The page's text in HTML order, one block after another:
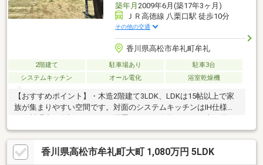
築年月 2009年6月(築17年3ヶ月)
ＪＲ高徳線 八栗口駅 徒歩10分
その他の交通
香川県高松市牟礼町牟礼
2階建て 駐車場あり
駐車3台
システムキッチン
オール電化 浴室乾燥機
【おすすめポイント】・木造2階建て3LDK、LDKは15帖以上で家
族が集まりやすい空間です。対面のシステムキッチンはIH仕様
で、料理中も会話がしやすい配置です。・吹抜けがあり上下階に
つながりを感じられ、屋内でも開放感を意識した暮らしができま
す。・全居室フローリングで掃除がしやすく、各部屋に収納があ
り日用品を整理しながら使えます。屋根裏収納もあり、季節用品
の保管にも対応できます。・お庭スペースがあり、日差しを感じ
香川県高松市牟礼町大町 1,080万円 5LDK